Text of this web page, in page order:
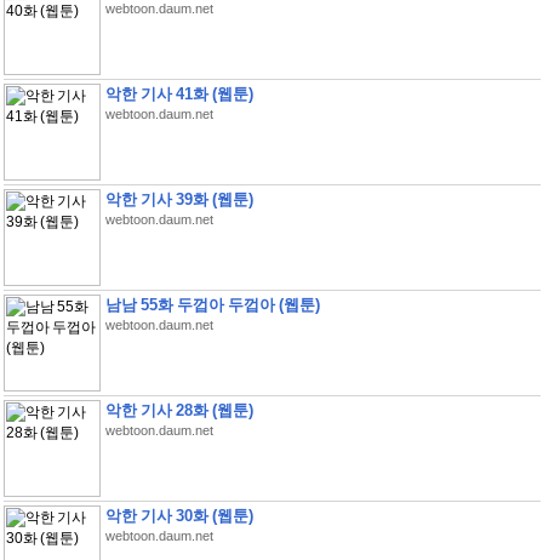
webtoon.daum.net
악한 기사 41화 (웹툰)
webtoon.daum.net
악한 기사 39화 (웹툰)
webtoon.daum.net
남남 55화 두껍아 두껍아 (웹툰)
webtoon.daum.net
악한 기사 28화 (웹툰)
webtoon.daum.net
악한 기사 30화 (웹툰)
webtoon.daum.net